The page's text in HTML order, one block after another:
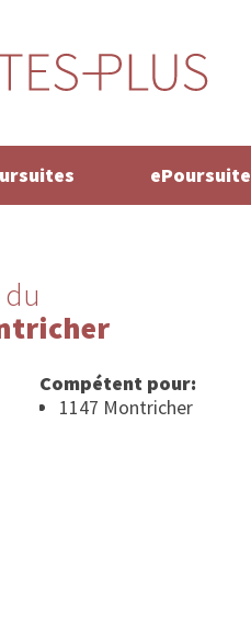
ePoursuite
Compétent pour:
1147 Montricher